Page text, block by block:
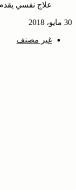
علاج نفسي
30 مايو، 2018
غير مصنف